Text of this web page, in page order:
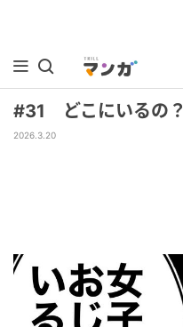
#31 どこにいるの？
2026.3.20